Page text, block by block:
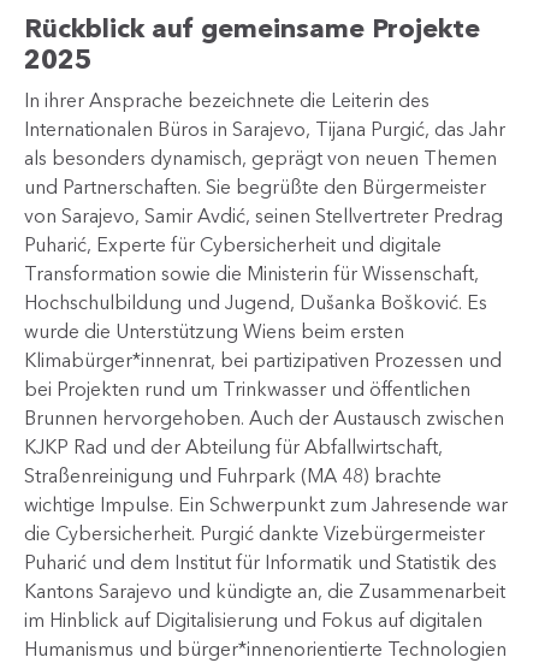
Rückblick auf gemeinsame Projekte
2025
In ihrer Ansprache bezeichnete die Leiterin des
Internationalen Büros in Sarajevo, Tijana Purgić, das Jahr
als besonders dynamisch, geprägt von neuen Themen
und Partnerschaften. Sie begrüßte den Bürgermeister
von Sarajevo, Samir Avdić, seinen Stellvertreter Predrag
Puharić, Experte für Cybersicherheit und digitale
Transformation sowie die Ministerin für Wissenschaft,
Hochschulbildung und Jugend, Dušanka Bošković. Es
wurde die Unterstützung Wiens beim ersten
Klimabürger*innenrat, bei partizipativen Prozessen und
bei Projekten rund um Trinkwasser und öffentlichen
Brunnen hervorgehoben. Auch der Austausch zwischen
KJKP Rad und der Abteilung für Abfallwirtschaft,
Straßenreinigung und Fuhrpark (MA 48) brachte
wichtige Impulse. Ein Schwerpunkt zum Jahresende war
die Cybersicherheit. Purgić dankte Vizebürgermeister
Puharić und dem Institut für Informatik und Statistik des
Kantons Sarajevo und kündigte an, die Zusammenarbeit
im Hinblick auf Digitalisierung und Fokus auf digitalen
Humanismus und bürger*innenorientierte Technologien